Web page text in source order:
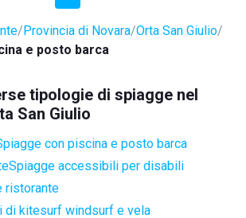
Provincia di Novara Orta San Giulio
e posto barca
tipologie di spiagge nel
San Giulio
con piscina e posto barca
Spiagge accessibili per disabili
ristorante
di kitesurf windsurf e vela